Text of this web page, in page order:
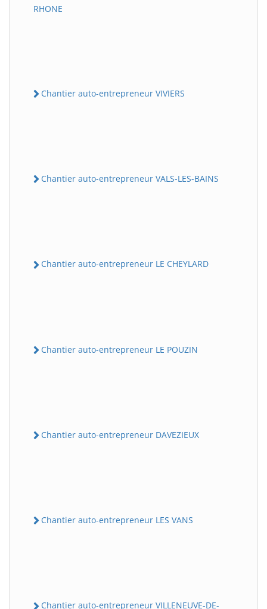
RHONE
Chantier auto-entrepreneur VIVIERS
Chantier auto-entrepreneur VALS-LES-BAINS
Chantier auto-entrepreneur LE CHEYLARD
Chantier auto-entrepreneur LE POUZIN
Chantier auto-entrepreneur DAVEZIEUX
Chantier auto-entrepreneur LES VANS
Chantier auto-entrepreneur VILLENEUVE-DE-